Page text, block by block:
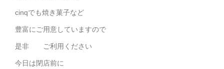
cinqでも焼き菓子など
豊富にご用意していますので
是非 ご利用ください
今日は閉店前に